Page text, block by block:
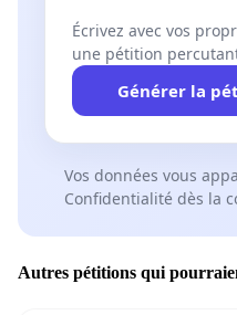
Écrivez avec vos
une pétition
Générer la
Vos données vous
Confidentialité dès la
Autres pétitions qui